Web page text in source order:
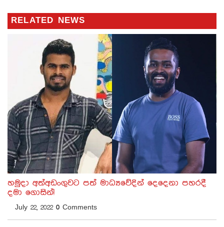
RELATED NEWS
හමුදා අත්අඩංගුවට පත් මාධ්‍යවේදින් දෙදෙනා පහරදී
දමා ගොසින්!
July 22, 2022 0 Comments